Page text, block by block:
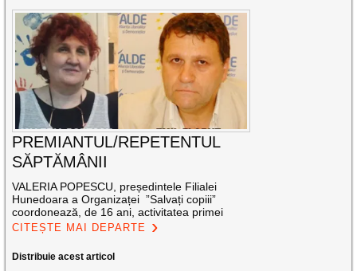
PREMIANTUL/REPETENTUL
SĂPTĂMÂNII
VALERIA POPESCU, președintele Filialei
Hunedoara a Organizaței ”Salvați copiii”
coordonează, de 16 ani, activitatea primei
CITEȘTE MAI DEPARTE
Distribuie acest articol